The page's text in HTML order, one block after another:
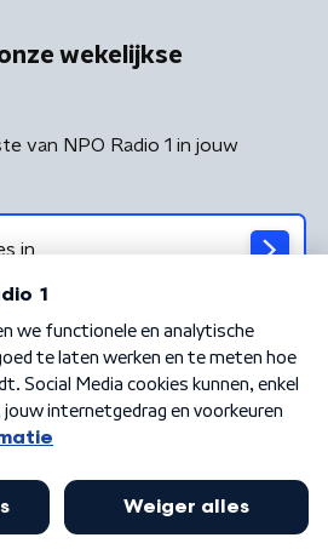
wekelijkse
van NPO Radio 1 in jouw